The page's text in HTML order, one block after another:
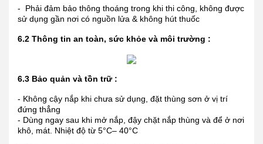
- Phải đảm bảo thông thoáng trong khi thi công, không được
sử dụng gần nơi có nguồn lửa & không hút thuốc
6.2 Thông tin an toàn, sức khỏe và môi trường :
6.3 Bảo quản và tồn trữ :
- Không cậy nắp khi chưa sử dụng, đặt thùng sơn ở vị trí
đứng thẳng
- Dùng ngay sau khi mở nắp, đậy chặt nắp thùng và để ở nơi
khô, mát. Nhiệt độ từ 5°C– 40°C